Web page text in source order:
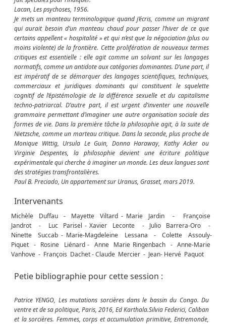
Lacan, Les psychoses, 1956.
Je mets un manteau terminologique quand j’écris, comme un migrant
qui aurait besoin d’un manteau chaud pour passer l’hiver de ce que
certains appellent « hospitalité » et qui n’est que la négociation (plus ou
moins violente) de la frontière. Cette prolifération de nouveaux termes
critiques est essentielle : elle agit comme un solvant sur les langages
normatifs, comme un antidote aux catégories dominantes. D’une part, il
est impératif de se démarquer des langages scientifiques, techniques,
commerciaux et juridiques dominants qui constituent le squelette
cognitif de l’épistémologie de la différence sexuelle et du capitalisme
techno-patriarcal. D’autre part, il est urgent d’inventer une nouvelle
grammaire permettant d’imaginer une autre organisation sociale des
formes de vie. Dans la première tâche la philosophie agit, à la suite de
Nietzsche, comme un marteau critique. Dans la seconde, plus proche de
Monique Wittig, Ursula Le Guin, Donna Haraway, Kathy Acker ou
Virginie Despentes, la philosophie devient une écriture politique
expérimentale qui cherche à imaginer un monde. Les deux langues sont
des stratégies transfrontalières.
Paul B. Preciado, Un appartement sur Uranus, Grasset, mars 2019.
Intervenants
Michèle Duffau - Mayette Viltard - Marie Jardin - Françoise
Jandrot - Luc Parisel - Xavier Leconte - Julio Barrera-Oro -
Ninette Succab - Marie-Magdeleine Lessana - Colette Assouly-
Piquet - Rosine Liénard - Anne Marie Ringenbach - Anne-Marie
Vanhove - François Dachet - Claude Mercier - Jean- Hervé Paquot
Petie bibliographie pour cette session :
Patrice YENGO, Les mutations sorcières dans le bassin du Congo. Du
ventre et de sa politique, Paris, 2016, Ed Karthala.Silvia Federici, Caliban
et la sorcières. Femmes, corps et accumulation primitive, Entremonde,